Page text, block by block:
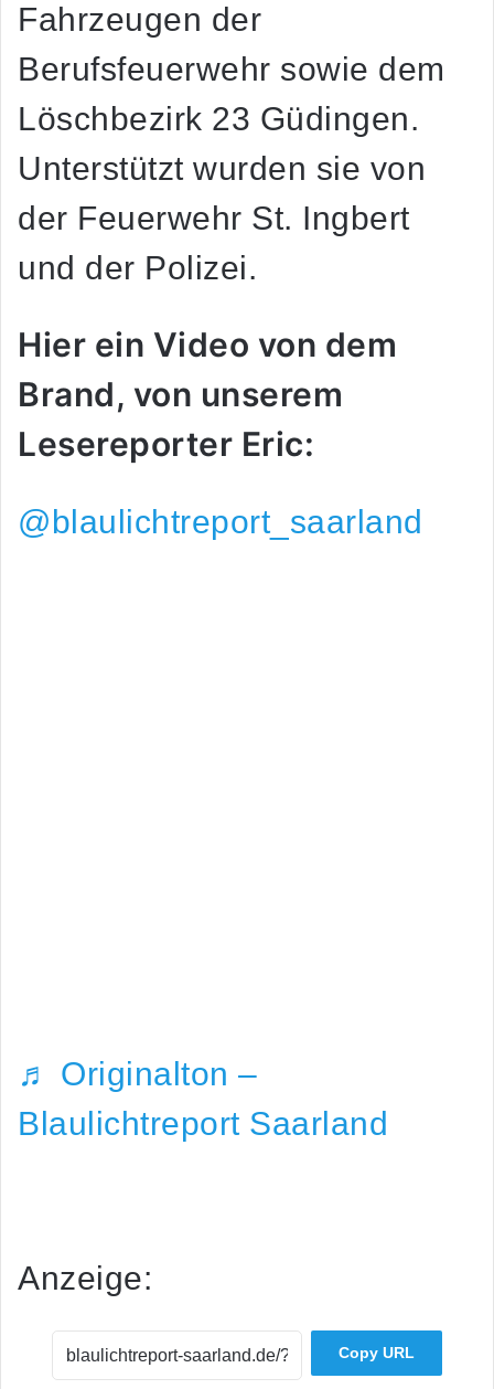
Fahrzeugen der
Berufsfeuerwehr sowie dem
Löschbezirk 23 Güdingen.
Unterstützt wurden sie von
der Feuerwehr St. Ingbert
und der Polizei.
Hier ein Video von dem
Brand, von unserem
Lesereporter Eric:
@blaulichtreport_saarland
♬ Originalton –
Blaulichtreport Saarland
Anzeige:
Copy URL